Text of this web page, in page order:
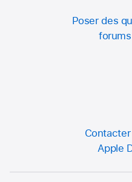
Poser des
forums
Contacter
Apple